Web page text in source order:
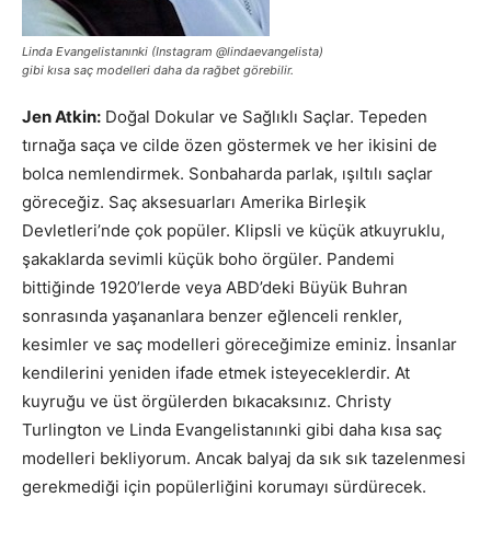
Linda Evangelistanınki (Instagram @lindaevangelista)
gibi kısa saç modelleri daha da rağbet görebilir.
Jen Atkin: Doğal Dokular ve Sağlıklı Saçlar. Tepeden
tırnağa saça ve cilde özen göstermek ve her ikisini de
bolca nemlendirmek. Sonbaharda parlak, ışıltılı saçlar
göreceğiz. Saç aksesuarları Amerika Birleşik
Devletleri’nde çok popüler. Klipsli ve küçük atkuyruklu,
şakaklarda sevimli küçük boho örgüler. Pandemi
bittiğinde 1920’lerde veya ABD’deki Büyük Buhran
sonrasında yaşananlara benzer eğlenceli renkler,
kesimler ve saç modelleri göreceğimize eminiz. İnsanlar
kendilerini yeniden ifade etmek isteyeceklerdir. At
kuyruğu ve üst örgülerden bıkacaksınız. Christy
Turlington ve Linda Evangelistanınki gibi daha kısa saç
modelleri bekliyorum. Ancak balyaj da sık sık tazelenmesi
gerekmediği için popülerliğini korumayı sürdürecek.